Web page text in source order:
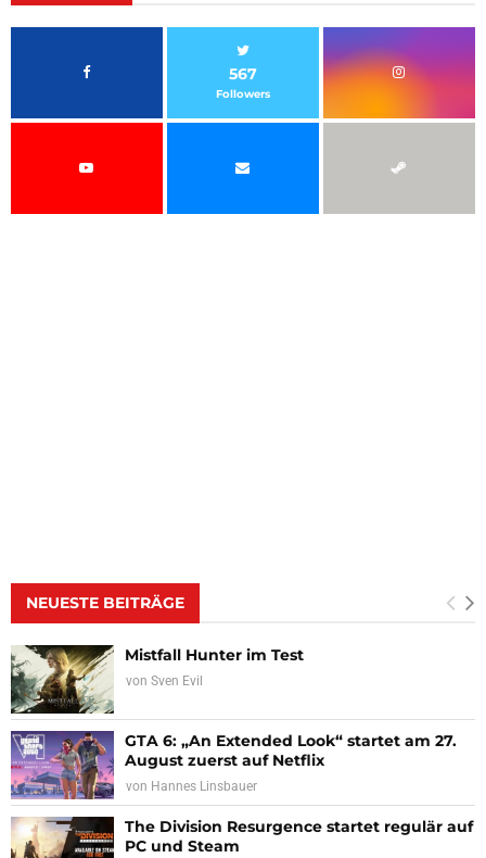
567
Followers
NEUESTE BEITRÄGE
Mistfall Hunter im Test
von Sven Evil
GTA 6: „An Extended Look“ startet am 27.
August zuerst auf Netflix
von Hannes Linsbauer
The Division Resurgence startet regulär auf
PC und Steam